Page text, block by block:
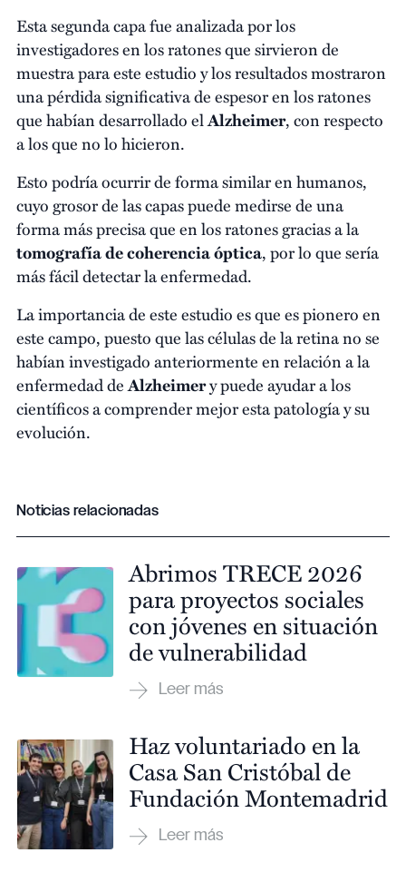
Esta segunda capa fue analizada por los
investigadores en los ratones que sirvieron de
muestra para este estudio y los resultados mostraron
una pérdida significativa de espesor en los ratones
que habían desarrollado elAlzheimer, con respecto
a los que no lo hicieron.
Esto podría ocurrir de forma similar en humanos,
cuyo grosor de las capas puede medirse de una
forma más precisa que en los ratones gracias a la
tomografía de coherencia óptica, por lo que sería
más fácil detectar la enfermedad.
La importancia de este estudio es que es pionero en
este campo, puesto que las células de la retina no se
habían investigado anteriormente en relación a la
enfermedad deAlzheimery puede ayudar a los
científicos a comprender mejor esta patología y su
evolución.
Noticias relacionadas
Abrimos TRECE 2026
para proyectos sociales
con jóvenes en situación
de vulnerabilidad
Haz voluntariado en la
Casa San Cristóbal de
Fundación Montemadrid